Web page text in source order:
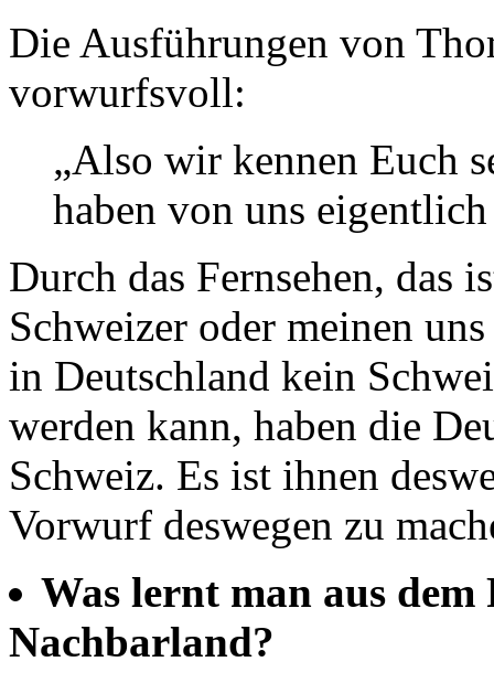
Die Ausführungen von
vorwurfsvoll:
„Also wir kennen Euch
haben von uns
Durch das Fernsehen, das
Schweizer oder meinen
in Deutschland kein
werden kann, haben die
Schweiz. Es ist ihnen
Vorwurf deswegen zu
Was lernt man aus dem
Nachbarland?